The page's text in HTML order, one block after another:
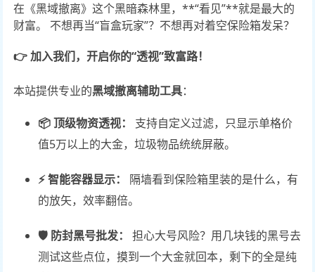
在《黑域撤离》这个黑暗森林里，**“看见”**就是最大的
财富。 不想再当“盲盒玩家”？不想再对着空保险箱发呆？
👉 加入我们，开启你的“透视”致富路！
本站提供专业的黑域撤离辅助工具：
📦 顶级物资透视：
支持自定义过滤，只显示单格价
值5万以上的大金，垃圾物品统统屏蔽。
⚡ 智能容器显示：
隔墙看到保险箱里装的是什么，有
的放矢，效率翻倍。
🛡️ 防封黑号批发：
担心大号风险？用几块钱的黑号去
测试这些点位，摸到一个大金就回本，剩下的全是纯